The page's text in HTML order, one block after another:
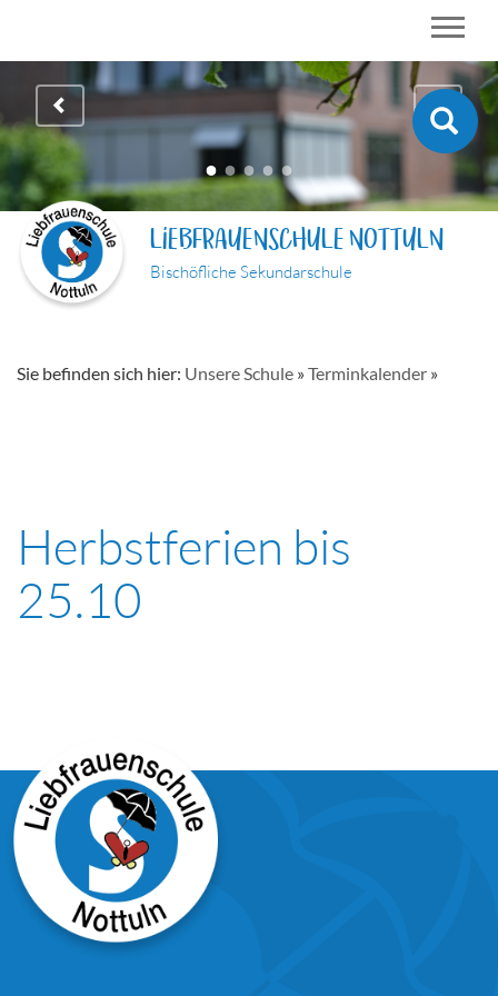
LIEBFRAUENSCHULE NOTTULN
Bischöfliche Sekundarschule
Sie befinden sich hier: Unsere Schule »Terminkalender »
Herbstferien bis
25.10